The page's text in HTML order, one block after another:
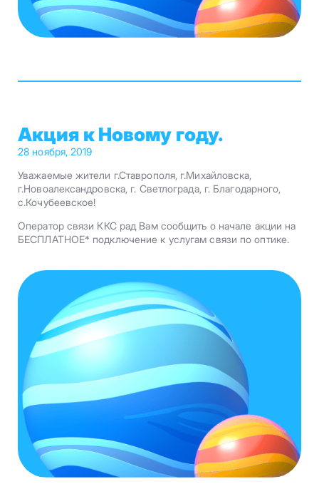
Акция к Новому году.
28 ноября, 2019
Уважаемые жители г.Ставрополя, г.Михайловска,
г.Новоалександровска, г. Светлограда, г. Благодарного,
с.Кочубеевское!
Оператор связи ККС рад Вам сообщить о начале акции на
БЕСПЛАТНОЕ* подключение к услугам связи по оптике.